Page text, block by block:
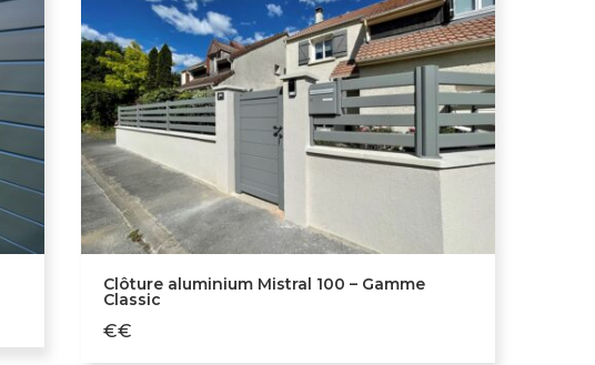
Clôture aluminium Mistral 100 – Gamme
Classic
€€